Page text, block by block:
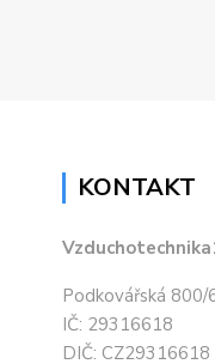
KONTAKT
Podkovářská
IČ: 29316618
DIČ: CZ29316618